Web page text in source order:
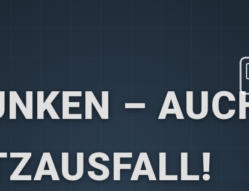
–